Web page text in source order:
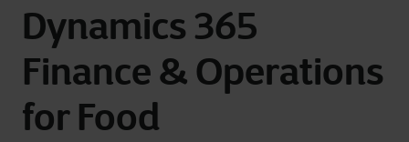
Dynamics 365
Finance & Operations
for Food